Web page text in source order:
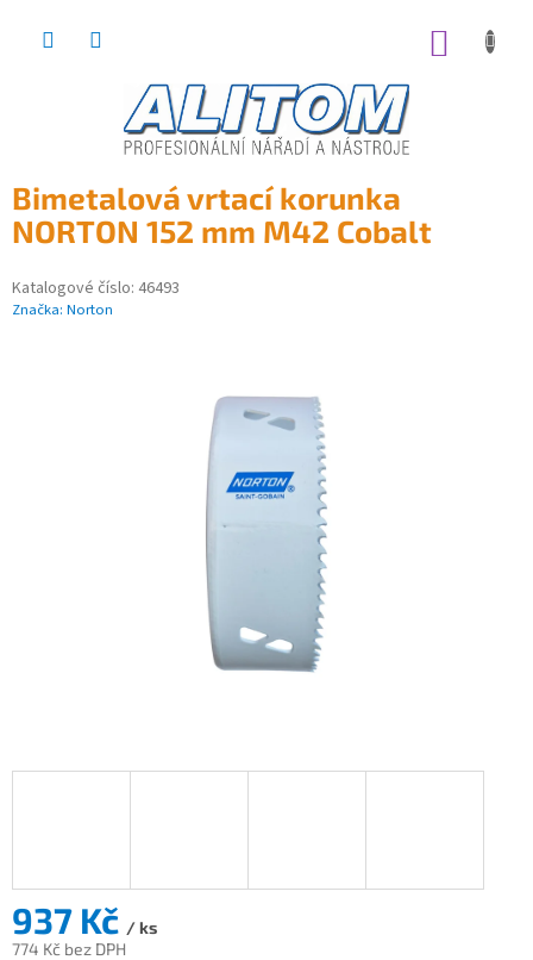
Bimetalová vrtací korunka
NORTON 152 mm M42 Cobalt
Katalogové číslo: 46493
Značka: Norton
937 Kč / ks
774 Kč bez DPH